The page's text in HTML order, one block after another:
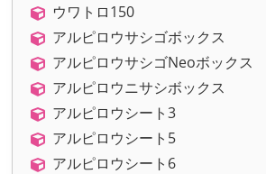
ウワトロ150
アルピロウサシゴボックス
アルピロウサシゴNeoボックス
アルピロウニサシボックス
アルピロウシート3
アルピロウシート5
アルピロウシート6